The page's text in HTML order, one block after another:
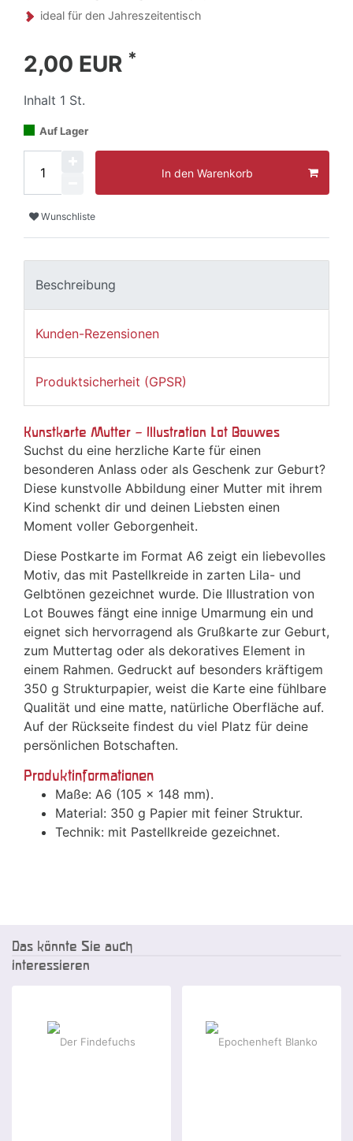
ideal für den Jahreszeitentisch
2,00 EUR *
Inhalt 1 St.
Auf Lager
In den Warenkorb
Wunschliste
Beschreibung
Kunden-Rezensionen
Produktsicherheit (GPSR)
Kunstkarte Mutter – Illustration Lot Bouwes
Suchst du eine herzliche Karte für einen
besonderen Anlass oder als Geschenk zur Geburt?
Diese kunstvolle Abbildung einer Mutter mit ihrem
Kind schenkt dir und deinen Liebsten einen
Moment voller Geborgenheit.
Diese Postkarte im Format A6 zeigt ein liebevolles
Motiv, das mit Pastellkreide in zarten Lila- und
Gelbtönen gezeichnet wurde. Die Illustration von
Lot Bouwes fängt eine innige Umarmung ein und
eignet sich hervorragend als Grußkarte zur Geburt,
zum Muttertag oder als dekoratives Element in
einem Rahmen. Gedruckt auf besonders kräftigem
350 g Strukturpapier, weist die Karte eine fühlbare
Qualität und eine matte, natürliche Oberfläche auf.
Auf der Rückseite findest du viel Platz für deine
persönlichen Botschaften.
Produktinformationen
Maße: A6 (105 x 148 mm).
Material: 350 g Papier mit feiner Struktur.
Technik: mit Pastellkreide gezeichnet.
Das könnte Sie auch
interessieren